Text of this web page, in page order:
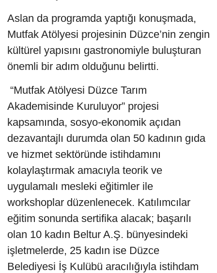
Aslan da programda yaptığı konuşmada,
Mutfak Atölyesi projesinin Düzce’nin zengin
kültürel yapısını gastronomiyle buluşturan
önemli bir adım olduğunu belirtti.
“Mutfak Atölyesi Düzce Tarım
Akademisinde Kuruluyor” projesi
kapsamında, sosyo-ekonomik açıdan
dezavantajlı durumda olan 50 kadının gıda
ve hizmet sektöründe istihdamını
kolaylaştırmak amacıyla teorik ve
uygulamalı mesleki eğitimler ile
workshoplar düzenlenecek. Katılımcılar
eğitim sonunda sertifika alacak; başarılı
olan 10 kadın Beltur A.Ş. bünyesindeki
işletmelerde, 25 kadın ise Düzce
Belediyesi İş Kulübü aracılığıyla istihdam